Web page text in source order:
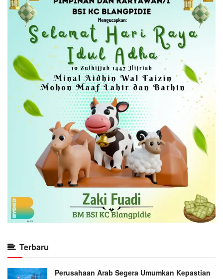
Terbaru
Perusahaan Arab Segera Umumkan Kepastian